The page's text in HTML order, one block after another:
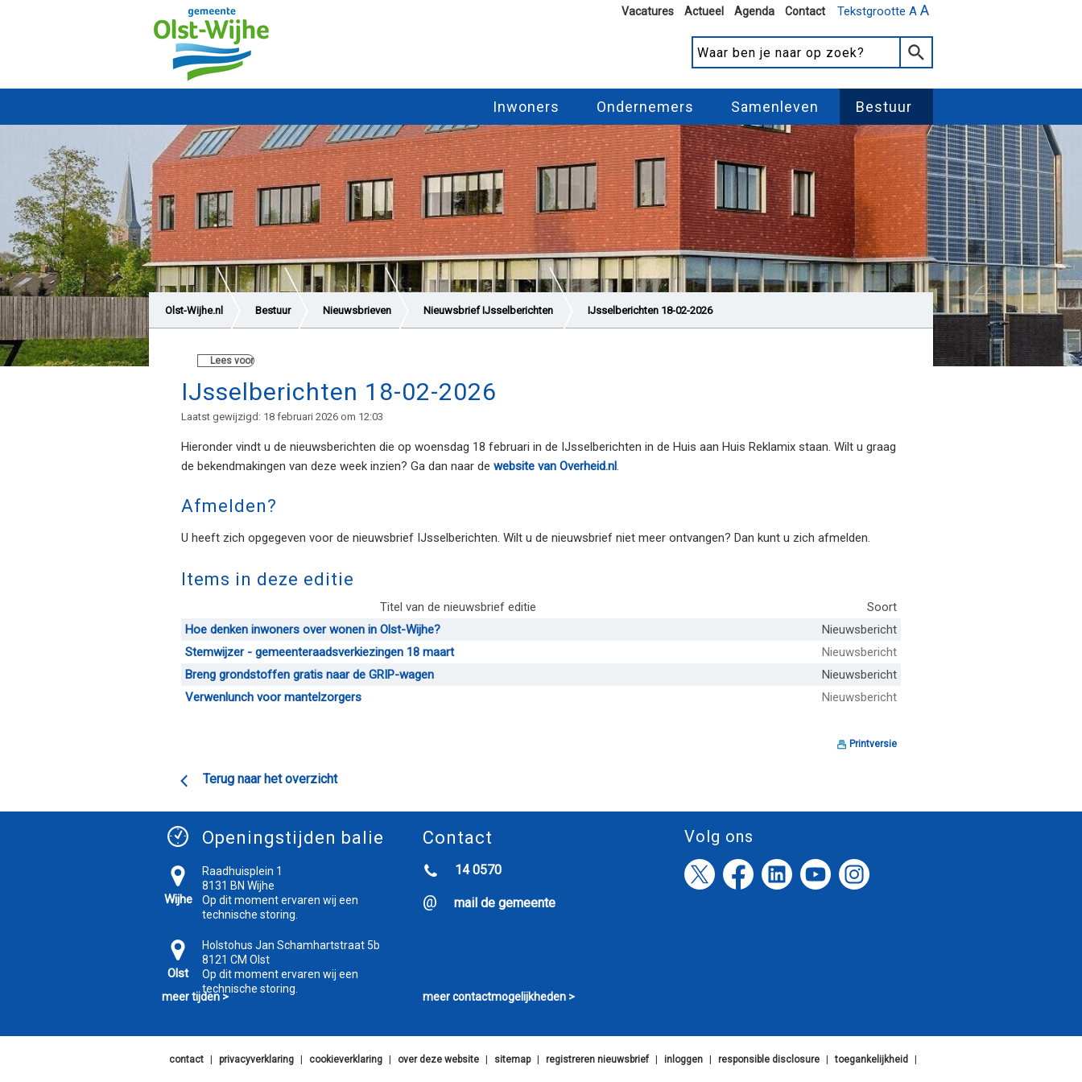
Tekstgrootte A A
Vacatures Actueel Agenda Contact
Inwoners Ondernemers Samenleven Bestuur
Olst-Wijhe.nl Bestuur Nieuwsbrieven Nieuwsbrief IJsselberichten IJsselberichten 18-02-2026
Lees voor
IJsselberichten 18-02-2026
Laatst gewijzigd: 18 februari 2026 om 12:03
Hieronder vindt u de nieuwsberichten die op woensdag 18 februari in de IJsselberichten in de Huis aan Huis Reklamix staan. Wilt u graag
de bekendmakingen van deze week inzien? Ga dan naar de website van Overheid.nl.
Afmelden?
U heeft zich opgegeven voor de nieuwsbrief IJsselberichten. Wilt u de nieuwsbrief niet meer ontvangen? Dan kunt u zich afmelden.
Items in deze editie
Titel van de nieuwsbrief editie
Soort
Hoe denken inwoners over wonen in Olst-Wijhe?
Nieuwsbericht
Stemwijzer - gemeenteraadsverkiezingen 18 maart
Nieuwsbericht
Breng grondstoffen gratis naar de GRIP-wagen
Nieuwsbericht
Verwenlunch voor mantelzorgers
Nieuwsbericht
Printversie
Terug naar het overzicht
Openingstijden balie
Wijhe
Raadhuisplein 1
8131 BN Wijhe
Op dit moment ervaren wij een
technische storing.
Olst
Holstohus Jan Schamhartstraat 5b
8121 CM Olst
Op dit moment ervaren wij een
technische storing.
meer tijden >
Contact
14 0570
mail de gemeente
meer contactmogelijkheden >
Volg ons
contact privacyverklaring cookieverklaring over deze website sitemap registreren nieuwsbrief inloggen responsible disclosure toegankelijkheid